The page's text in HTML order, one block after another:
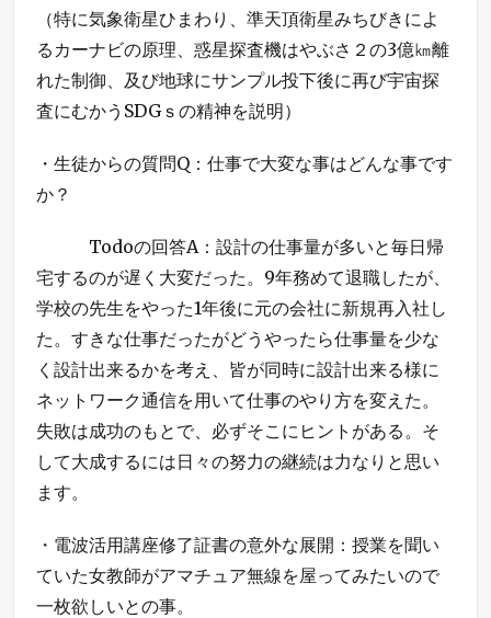
（特に気象衛星ひまわり、準天頂衛星みちびきによ
るカーナビの原理、惑星探査機はやぶさ２の3億㎞離
れた制御、及び地球にサンプル投下後に再び宇宙探
査にむかうSDGｓの精神を説明）
・生徒からの質問Q：仕事で大変な事はどんな事です
か？
Todoの回答A：設計の仕事量が多いと毎日帰
宅するのが遅く大変だった。9年務めて退職したが、
学校の先生をやった1年後に元の会社に新規再入社し
た。すきな仕事だったがどうやったら仕事量を少な
く設計出来るかを考え、皆が同時に設計出来る様に
ネットワーク通信を用いて仕事のやり方を変えた。
失敗は成功のもとで、必ずそこにヒントがある。そ
して大成するには日々の努力の継続は力なりと思い
ます。
・電波活用講座修了証書の意外な展開：授業を聞い
ていた女教師がアマチュア無線を屋ってみたいので
一枚欲しいとの事。